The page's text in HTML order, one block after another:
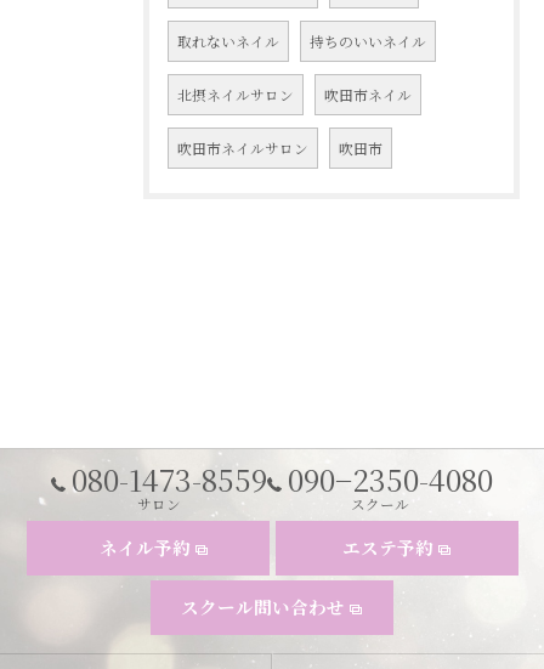
取れないネイル 持ちのいいネイル
北摂ネイルサロン 吹田市ネイル
吹田市ネイルサロン 吹田市
080-1473-8559
サロン
090−2350-4080
スクール
ネイル予約
スクール問い合わせ
エステ予約